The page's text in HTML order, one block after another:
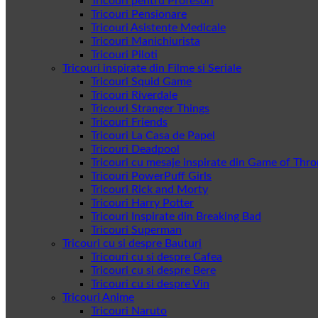
Tricouri Pensionare
Tricouri Asistente Medicale
Tricouri Manichiurista
Tricouri Piloti
Tricouri inspirate din Filme si Seriale
Tricouri Squid Game
Tricouri Riverdale
Tricouri Stranger Things
Tricouri Friends
Tricouri La Casa de Papel
Tricouri Deadpool
Tricouri cu mesaje inspirate din Game of
Tricouri PowerPuff Girls
Tricouri Rick and Morty
Tricouri Harry Potter
Tricouri Inspirate din Breaking Bad
Tricouri Superman
Tricouri cu si despre Bauturi
Tricouri cu si despre Cafea
Tricouri cu si despre Bere
Tricouri cu si despre Vin
Tricouri Anime
Tricouri Naruto